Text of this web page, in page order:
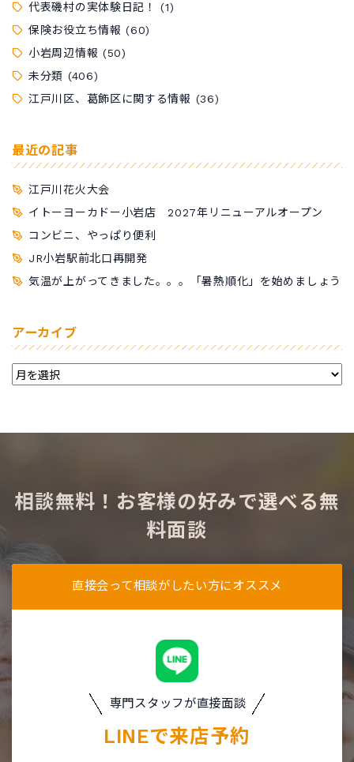
代表磯村の実体験日記！
(1)
保険お役立ち情報 (60)
小岩周辺情報 (50)
未分類 (406)
江戸川区、葛飾区に関する情報 (36)
最近の記事
江戸川花火大会
イトーヨーカドー小岩店 2027年リニューアルオープン
コンビニ、やっぱり便利
JR小岩駅前北口再開発
気温が上がってきました。。。「暑熱順化」を始めましょう
アーカイブ
相談無料！お客様の好みで選べる無
料面談
直接会って相談がしたい方にオススメ
専門スタッフが直接面談
LINEで来店予約